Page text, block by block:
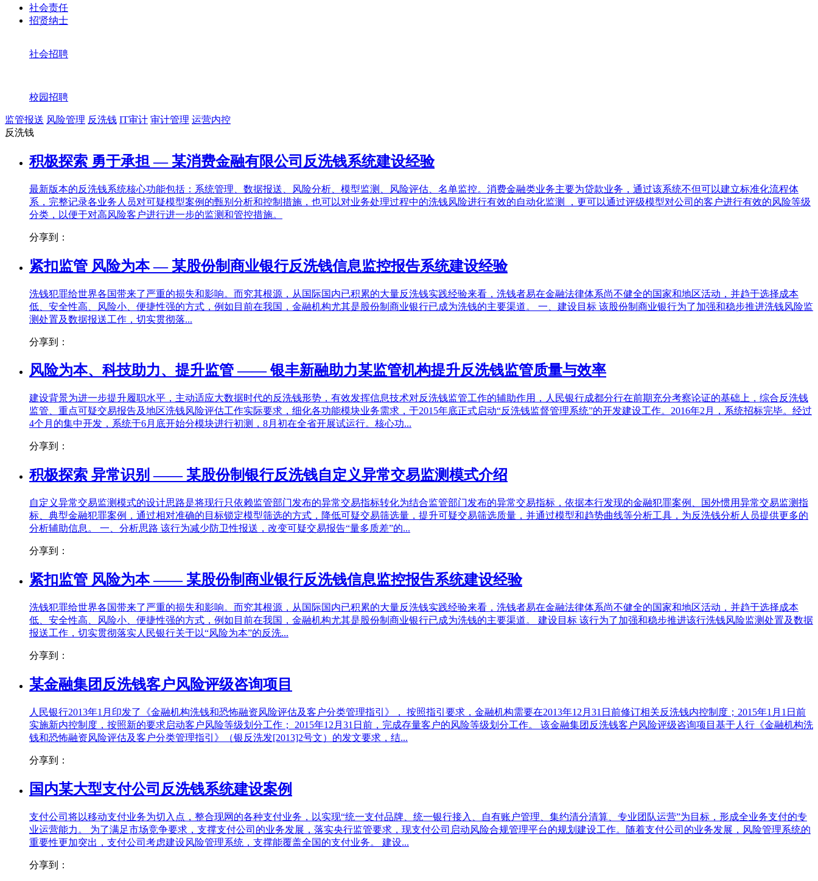
社会责任
招贤纳士
社会招聘
校园招聘
监管报送 风险管理 反洗钱 IT审计 审计管理 运营内控
反洗钱
积极探索 勇于承担 — 某消费金融有限公司反洗钱系统建设经验
最新版本的反洗钱系统核心功能包括：系统管理、数据报送、风险分析、模型监测、风险评估、名单监控。消费金融类业务主要为贷款业务，通过该系统不但可以建立标准化流程体
系，完整记录各业务人员对可疑模型案例的甄别分析和控制措施，也可以对业务处理过程中的洗钱风险进行有效的自动化监测 ，更可以通过评级模型对公司的客户进行有效的风险等级
分类，以便于对高风险客户进行进一步的监测和管控措施。
分享到：
紧扣监管 风险为本 — 某股份制商业银行反洗钱信息监控报告系统建设经验
洗钱犯罪给世界各国带来了严重的损失和影响。而究其根源，从国际国内已积累的大量反洗钱实践经验来看，洗钱者易在金融法律体系尚不健全的国家和地区活动，并趋于选择成本
低、安全性高、风险小、便捷性强的方式，例如目前在我国，金融机构尤其是股份制商业银行已成为洗钱的主要渠道。 一、建设目标 该股份制商业银行为了加强和稳步推进洗钱风险监
测处置及数据报送工作，切实贯彻落...
分享到：
风险为本、科技助力、提升监管 —— 银丰新融助力某监管机构提升反洗钱监管质量与效率
建设背景为进一步提升履职水平，主动适应大数据时代的反洗钱形势，有效发挥信息技术对反洗钱监管工作的辅助作用，人民银行成都分行在前期充分考察论证的基础上，综合反洗钱
监管、重点可疑交易报告及地区洗钱风险评估工作实际要求，细化各功能模块业务需求，于2015年底正式启动“反洗钱监督管理系统”的开发建设工作。2016年2月，系统招标完毕。经过
4个月的集中开发，系统于6月底开始分模块进行初测，8月初在全省开展试运行。核心功...
分享到：
积极探索 异常识别 —— 某股份制银行反洗钱自定义异常交易监测模式介绍
自定义异常交易监测模式的设计思路是将现行只依赖监管部门发布的异常交易指标转化为结合监管部门发布的异常交易指标，依据本行发现的金融犯罪案例、国外惯用异常交易监测指
标、典型金融犯罪案例，通过相对准确的目标锁定模型筛选的方式，降低可疑交易筛选量，提升可疑交易筛选质量，并通过模型和趋势曲线等分析工具，为反洗钱分析人员提供更多的
分析辅助信息。 一、分析思路 该行为减少防卫性报送，改变可疑交易报告“量多质差”的...
分享到：
紧扣监管 风险为本 —— 某股份制商业银行反洗钱信息监控报告系统建设经验
洗钱犯罪给世界各国带来了严重的损失和影响。而究其根源，从国际国内已积累的大量反洗钱实践经验来看，洗钱者易在金融法律体系尚不健全的国家和地区活动，并趋于选择成本
低、安全性高、风险小、便捷性强的方式，例如目前在我国，金融机构尤其是股份制商业银行已成为洗钱的主要渠道。 建设目标 该行为了加强和稳步推进该行洗钱风险监测处置及数据
报送工作，切实贯彻落实人民银行关于以“风险为本”的反洗...
分享到：
某金融集团反洗钱客户风险评级咨询项目
人民银行2013年1月印发了《金融机构洗钱和恐怖融资风险评估及客户分类管理指引》， 按照指引要求，金融机构需要在2013年12月31日前修订相关反洗钱内控制度；2015年1月1日前
实施新内控制度，按照新的要求启动客户风险等级划分工作； 2015年12月31日前，完成存量客户的风险等级划分工作。 该金融集团反洗钱客户风险评级咨询项目基于人行《金融机构洗
钱和恐怖融资风险评估及客户分类管理指引》（银反洗发[2013]2号文）的发文要求，结...
分享到：
国内某大型支付公司反洗钱系统建设案例
支付公司将以移动支付业务为切入点，整合现网的各种支付业务，以实现“统一支付品牌、统一银行接入、自有账户管理、集约清分清算、专业团队运营”为目标，形成全业务支付的专
业运营能力。 为了满足市场竞争要求，支撑支付公司的业务发展，落实央行监管要求，现支付公司启动风险合规管理平台的规划建设工作。随着支付公司的业务发展，风险管理系统的
重要性更加突出，支付公司考虑建设风险管理系统，支撑能覆盖全国的支付业务。 建设...
分享到：